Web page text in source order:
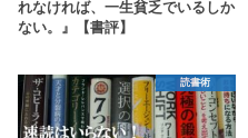
れなければ、一生貧乏でいるしか
ない。』【書評】
読書術